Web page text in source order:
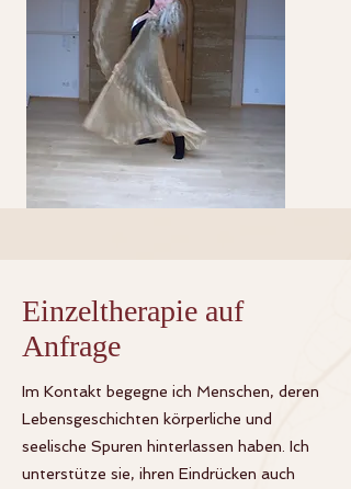
Einzeltherapie auf
Anfrage
Im Kontakt begegne ich Menschen, deren
Lebensgeschichten körperliche und
seelische Spuren hinterlassen haben. Ich
unterstütze sie, ihren Eindrücken auch